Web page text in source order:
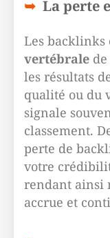
La perte
Les backlinks
vertébrale
les résultats
qualité ou du
signale
classement.
perte de
votre
rendant ainsi
accrue et